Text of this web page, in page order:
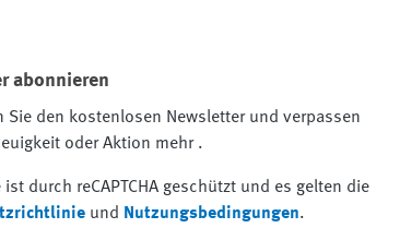
abonnieren
Sie den kostenlosen Newsletter und verpassen
oder Aktion mehr .
ist durch reCAPTCHA geschützt und es gelten die
und Nutzungsbedingungen.